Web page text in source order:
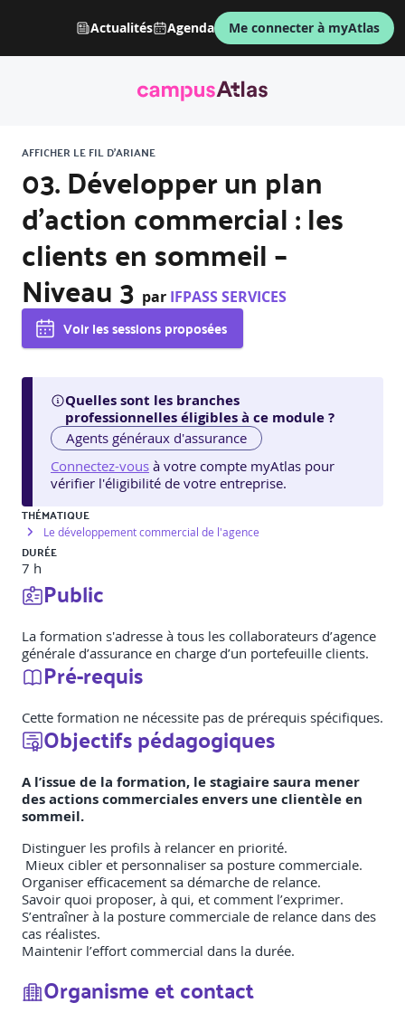
Actualités Agenda Me connecter à myAtlas
AFFICHER LE FIL D'ARIANE
03. Développer un plan
d’action commercial : les
clients en sommeil –
Niveau 3 par IFPASS SERVICES
Voir les sessions proposées
Quelles sont les branches
professionnelles éligibles à ce module ?
Agents généraux d'assurance
Connectez-vous à votre compte myAtlas pour
vérifier l'éligibilité de votre entreprise.
THÉMATIQUE
Le développement commercial de l'agence
DURÉE
7 h
Public
La formation s'adresse à tous les collaborateurs d’agence
générale d’assurance en charge d’un portefeuille clients.
Pré-requis
Cette formation ne nécessite pas de prérequis spécifiques.
Objectifs pédagogiques
A l’issue de la formation, le stagiaire saura mener
des actions commerciales envers une clientèle en
sommeil.
Distinguer les profils à relancer en priorité.
Mieux cibler et personnaliser sa posture commerciale.
Organiser efficacement sa démarche de relance.
Savoir quoi proposer, à qui, et comment l’exprimer.
S’entraîner à la posture commerciale de relance dans des
cas réalistes.
Maintenir l’effort commercial dans la durée.
Organisme et contact